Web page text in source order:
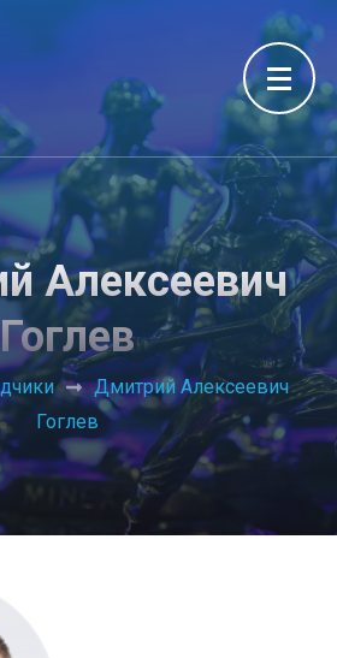
Алексеевич
Гоглев
Дмитрий Алексеевич
Гоглев